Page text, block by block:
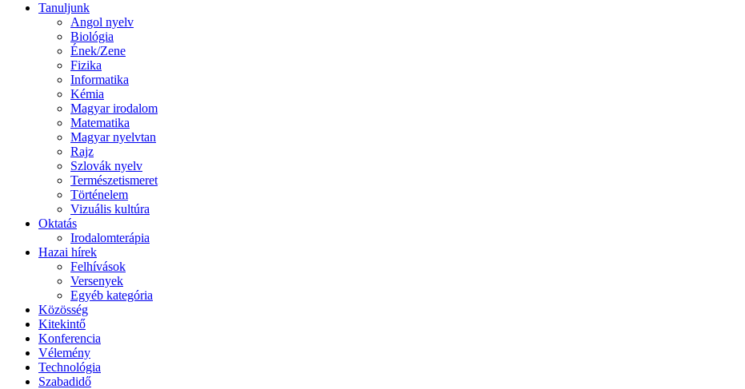
Tanuljunk
Angol nyelv
Biológia
Ének/Zene
Fizika
Informatika
Kémia
Magyar irodalom
Matematika
Magyar nyelvtan
Rajz
Szlovák nyelv
Természetismeret
Történelem
Vizuális kultúra
Oktatás
Irodalomterápia
Hazai hírek
Felhívások
Versenyek
Egyéb kategória
Közösség
Kitekintő
Konferencia
Vélemény
Technológia
Szabadidő